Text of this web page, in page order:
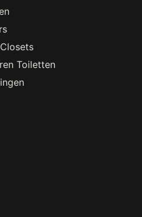
Toiletten